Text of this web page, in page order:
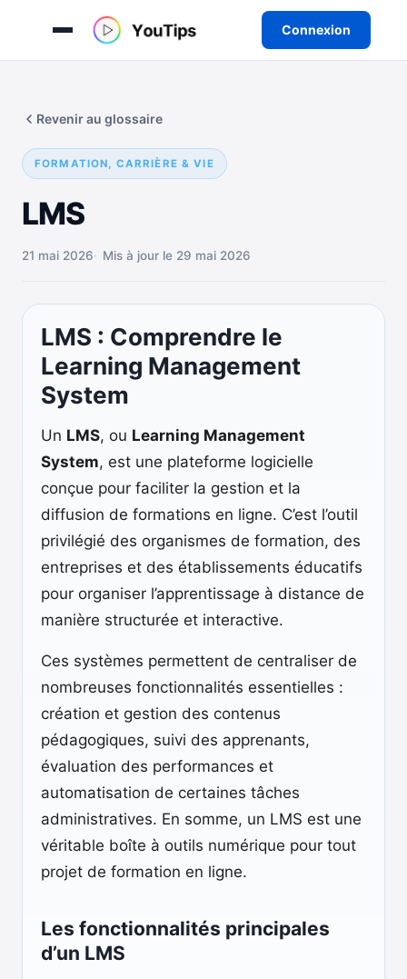
Connexion
contenu
FORMATION, CARRIÈRE & VIE
LMS
Revenir au glossaire
21 mai 2026 Mis à jour le 29 mai 2026
LMS : Comprendre le
Learning Management
System
Un LMS, ou Learning Management
System, est une plateforme logicielle
conçue pour faciliter la gestion et la
diffusion de formations en ligne. C’est l’outil
privilégié des organismes de formation, des
entreprises et des établissements éducatifs
pour organiser l’apprentissage à distance de
manière structurée et interactive.
Ces systèmes permettent de centraliser de
nombreuses fonctionnalités essentielles :
création et gestion des contenus
pédagogiques, suivi des apprenants,
évaluation des performances et
automatisation de certaines tâches
administratives. En somme, un LMS est une
véritable boîte à outils numérique pour tout
projet de formation en ligne.
Les fonctionnalités principales
d’un LMS